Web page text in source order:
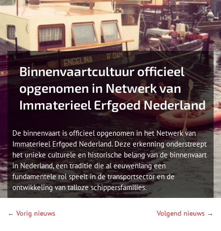
Binnenvaartcultuur officieel
opgenomen in Netwerk van
Immaterieel Erfgoed Nederland
De binnenvaart is officieel opgenomen in het Netwerk van
Immaterieel Erfgoed Nederland. Deze erkenning onderstreept
het unieke culturele en historische belang van de binnenvaart
in Nederland, een traditie die al eeuwenlang een
fundamentele rol speelt in de transportsector en de
ontwikkeling van talloze schippersfamilies.
← Vorig nieuws Volgend nieuws →